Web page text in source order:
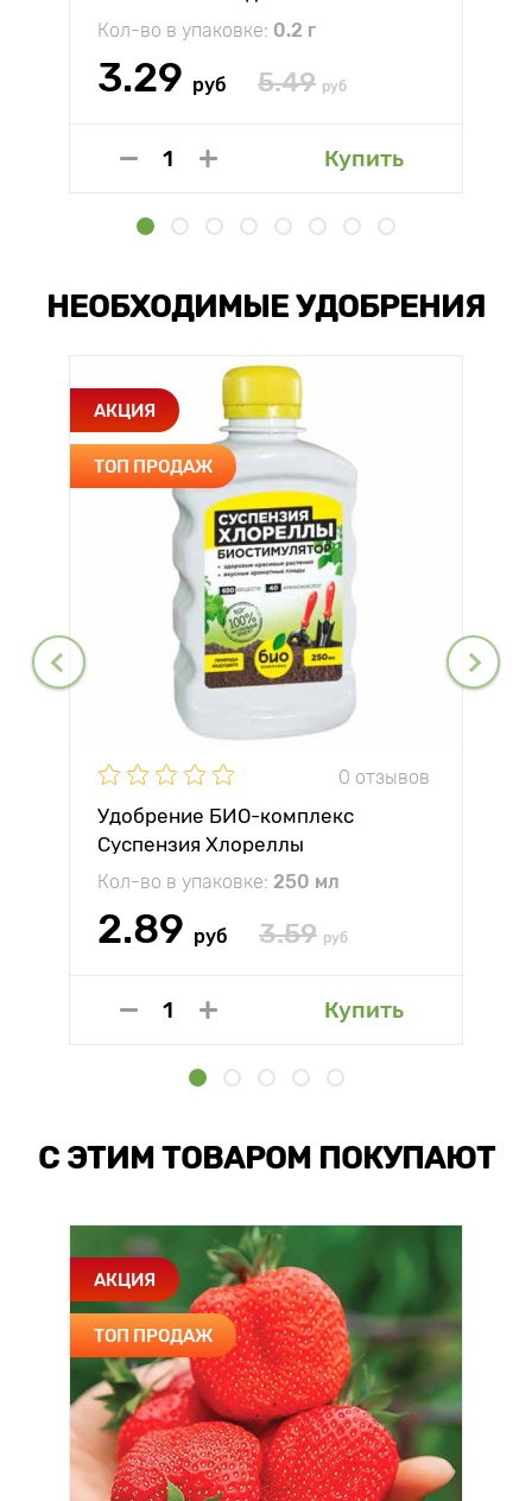
Кол-во в упаковке: 0.2 г
3.29 руб 5.49 руб
Купить
НЕОБХОДИМЫЕ УДОБРЕНИЯ
АКЦИЯ
ТОП ПРОДАЖ
0 отзывов
Удобрение БИО-комплекс
Суспензия Хлореллы
Кол-во в упаковке: 250 мл
2.89 руб 3.59 руб
Купить
С ЭТИМ ТОВАРОМ ПОКУПАЮТ
АКЦИЯ
ТОП ПРОДАЖ